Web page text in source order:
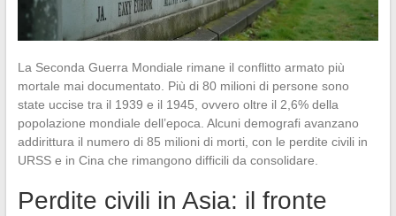
La Seconda Guerra Mondiale rimane il conflitto armato più
mortale mai documentato. Più di 80 milioni di persone sono
state uccise tra il 1939 e il 1945, ovvero oltre il 2,6% della
popolazione mondiale dell’epoca. Alcuni demografi avanzano
addirittura il numero di 85 milioni di morti, con le perdite civili in
URSS e in Cina che rimangono difficili da consolidare.
Perdite civili in Asia: il fronte